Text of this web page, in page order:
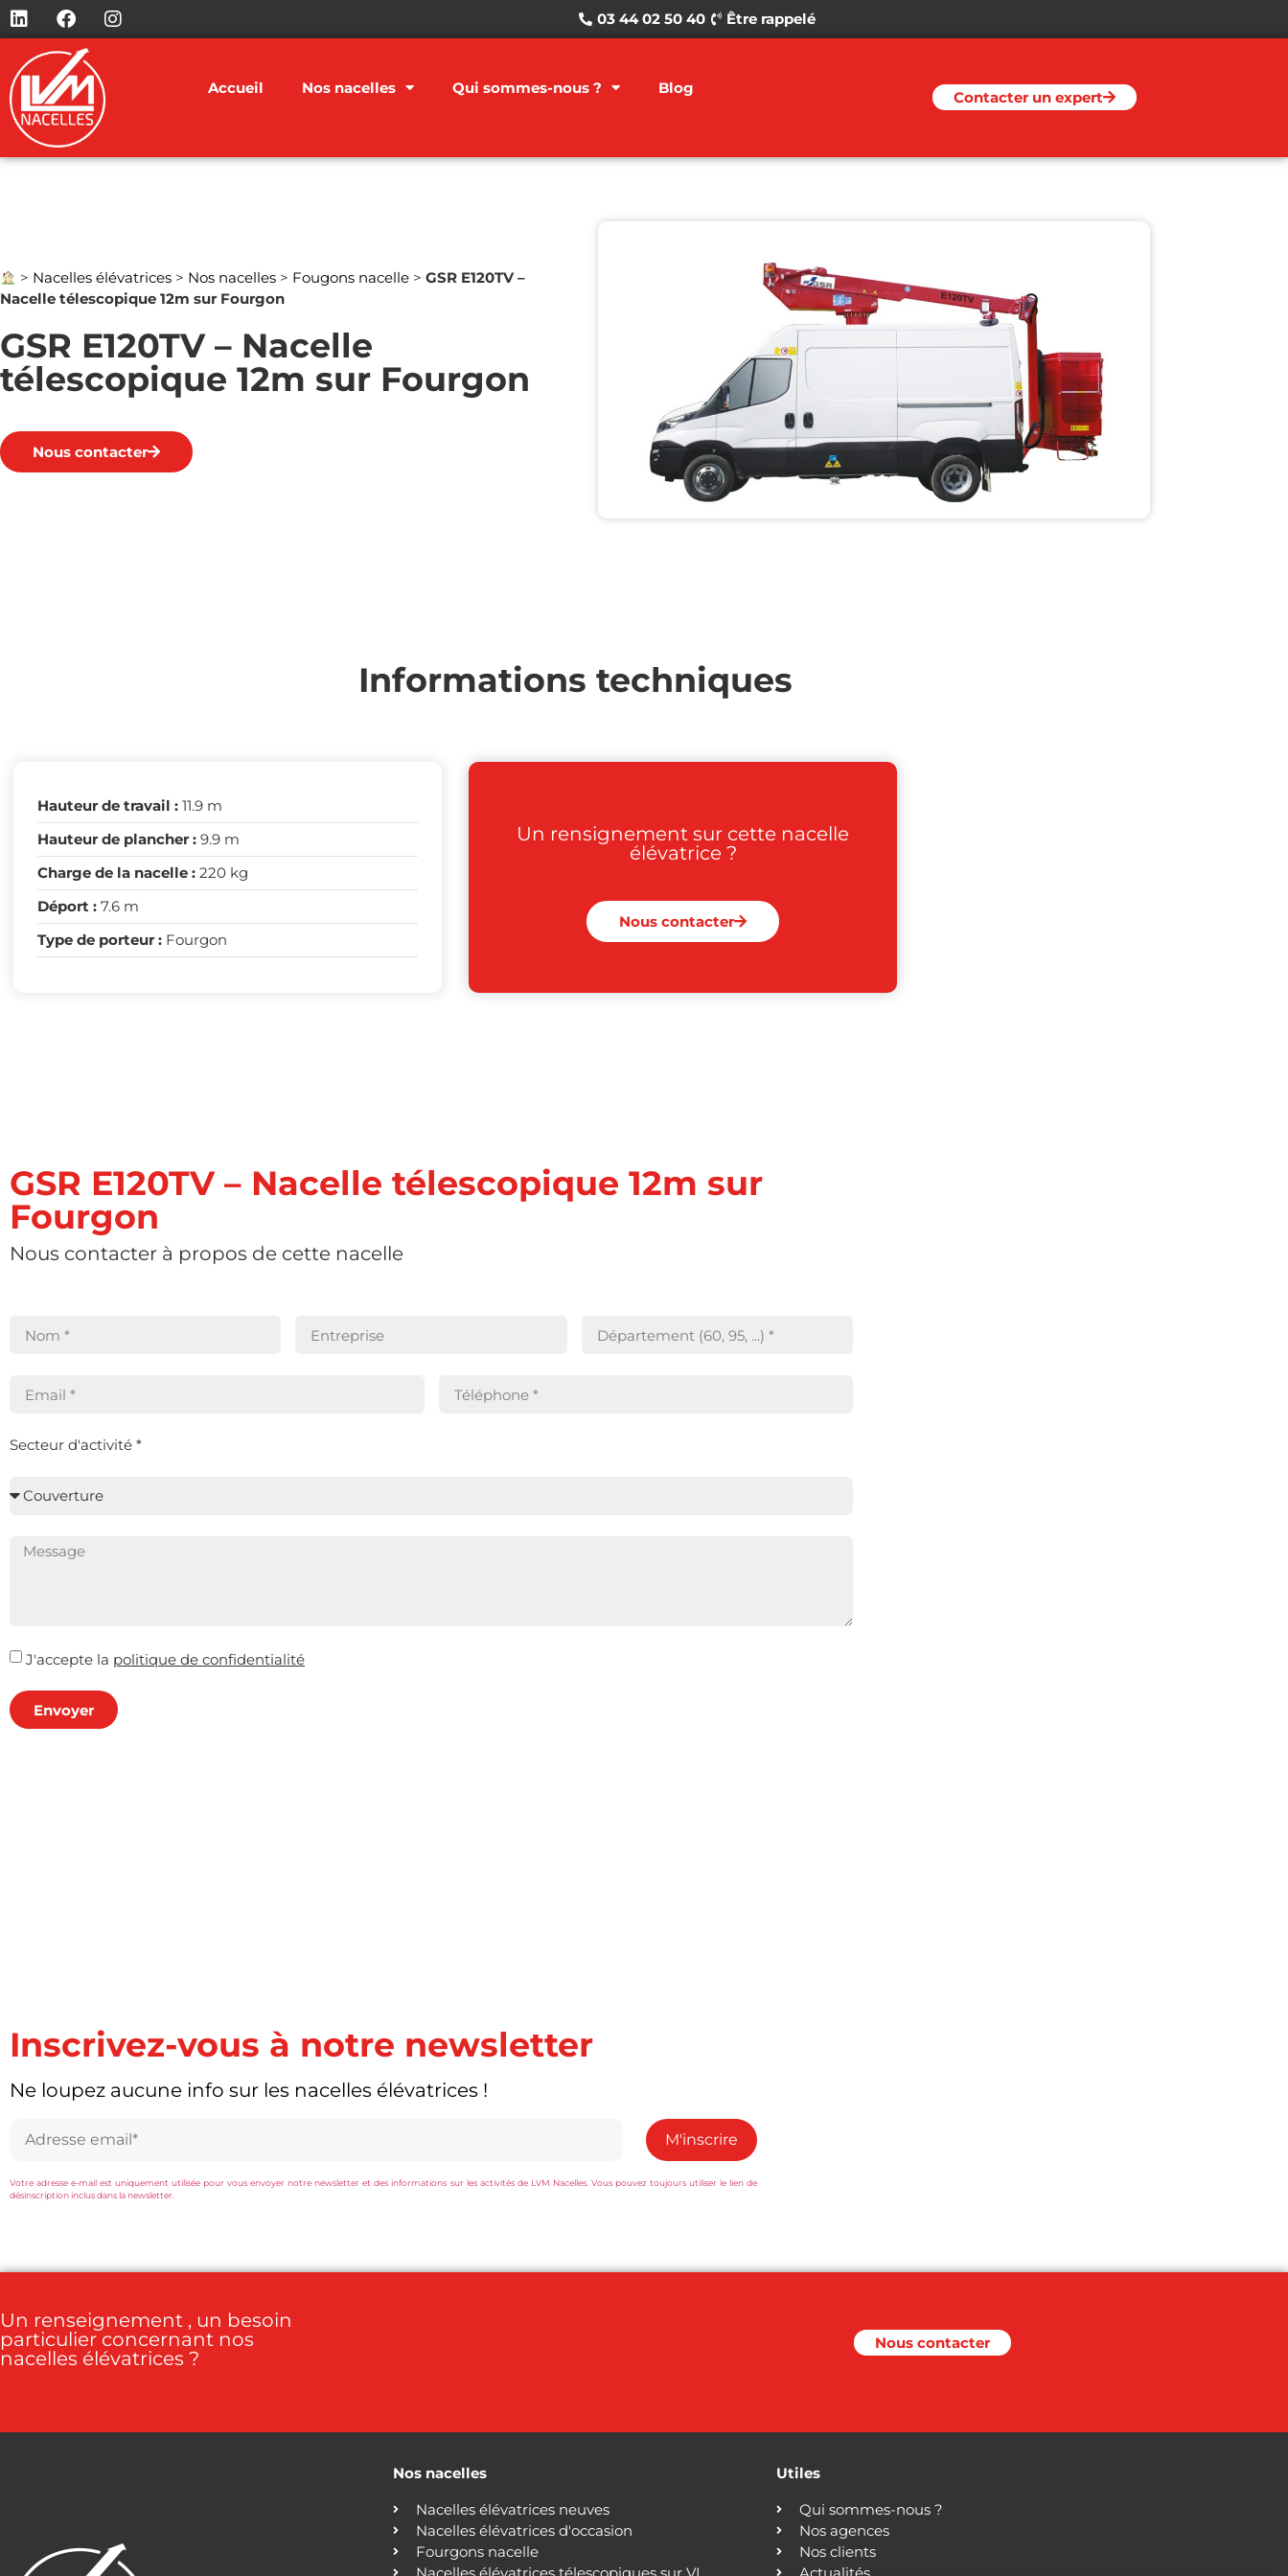
03 44 02 50 40 Être rappelé
Accueil Nos nacelles Qui sommes-nous ? Blog
Contacter un expert
> Nacelles élévatrices > Nos nacelles > Fougons nacelle >GSR E120TV –
Nacelle télescopique 12m sur Fourgon
GSR E120TV – Nacelle
télescopique 12m sur Fourgon
Nous contacter
Informations techniques
Hauteur de travail : 11.9 m
Hauteur de plancher : 9.9 m
Charge de la nacelle : 220 kg
Déport : 7.6 m
Type de porteur : Fourgon
Un rensignement sur cette nacelle
élévatrice ?
Nous contacter
GSR E120TV – Nacelle télescopique 12m sur
Fourgon
Nous contacter à propos de cette nacelle
Secteur d'activité *
J'accepte la politique de confidentialité
Envoyer
Inscrivez-vous à notre newsletter
Ne loupez aucune info sur les nacelles élévatrices !
Votre adresse e-mail est uniquement utilisée pour vous envoyer notre newsletter et des informations sur les activités de LVM Nacelles. Vous pouvez toujours utiliser le lien de
désinscription inclus dans la newsletter.
Un renseignement , un besoin
particulier concernant nos
nacelles élévatrices ?
Nous contacter
Nos nacelles
Nacelles élévatrices neuves
Nacelles élévatrices d'occasion
Fourgons nacelle
Utiles
Qui sommes-nous ?
Nos agences
Nos clients